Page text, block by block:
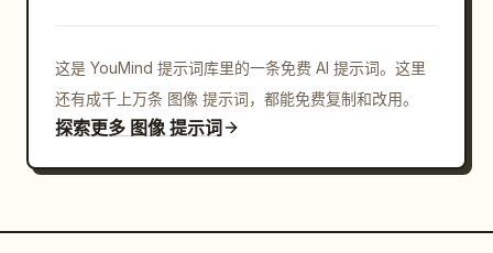
这是 YouMind 提示词库里的一条免费 AI 提示词。这里
还有成千上万条 图像 提示词，都能免费复制和改用。
探索更多 图像 提示词